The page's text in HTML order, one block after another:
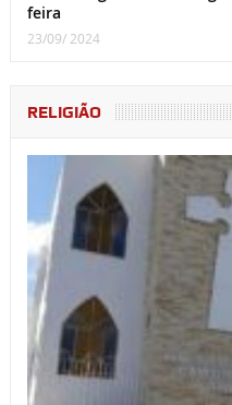
feira
23/09/ 2024
RELIGIÃO